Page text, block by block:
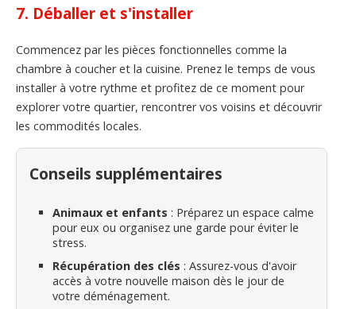
7. Déballer et s'installer
Commencez par les pièces fonctionnelles comme la
chambre à coucher et la cuisine. Prenez le temps de vous
installer à votre rythme et profitez de ce moment pour
explorer votre quartier, rencontrer vos voisins et découvrir
les commodités locales.
Conseils supplémentaires
Animaux et enfants : Préparez un espace calme
pour eux ou organisez une garde pour éviter le
stress.
Récupération des clés : Assurez-vous d'avoir
accès à votre nouvelle maison dès le jour de
votre déménagement.